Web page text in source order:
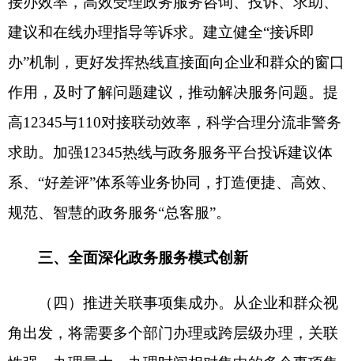
前后置环节，推动申请表单多表合一、线上一网申
请、材料一次提交。强化线上线下联动，开展并联
审批、联合评审、联合验收等，大幅压减办理时长
和办事成本。
（五）推进容缺事项承诺办。以政务服务部门
清楚告知、企业和群众诚信守诺为基础，对风险可
控、纠错成本低且能够通过事中事后监管有效防范
风险的政务服务事项，推行“告知承诺+容缺办理”审
控程度、服务对象信用状况等，采用申请材料后补
诺书，明确办理条件，约定责任义务。加强审批、
监管、执法等部门协同，建立差异化的告知承诺事
后核查和风险防范机制，并逐步推动将承诺和履约